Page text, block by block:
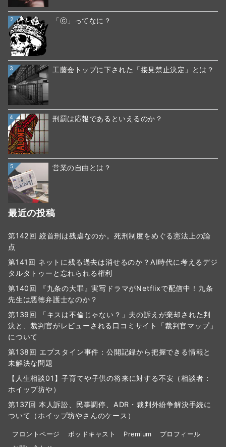
2 「ⓒ」ってなに？
3 工藤会トップに下された「接見禁止決定」とは？
4 刑罰は応報であるといえるのか？
5 営業の自由とは？
最近の投稿
第142回 絞首刑は残虐なのか。死刑制度をめぐる憲法上の論
点
第141回 ネットに残る過去は消せるのか？AI時代に考えるデジ
タルタトゥーと忘れられる権利
第140回 『九条の大罪』実写ドラマがNetflixで配信中！九条
先生は悪徳弁護士なのか？
第139回 「キスは不倫じゃない？」夫の訴えが棄却された判
決と、裁判官がレビューされる口コミサイト「裁判官マップ」
について
第138回 エプスタイン事件：公開記録から把握できる情報と
未解決な問題
【人生相談01】子育てや子供の将来に対する不安（相談者：
ホイップ坊や）
第137回 本人訴訟、民事調停、ADR・裁判外紛争解決手続に
ついて（ホイップ坊やさんのケース）
フロントページ ポッドキャスト Premium
プロフィール